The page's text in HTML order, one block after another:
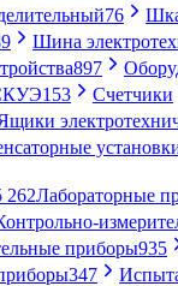
76
Шина
897
153
Счетчики
262Лабораторные
приборы935
347